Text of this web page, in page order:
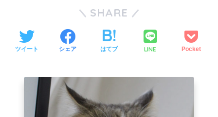
SHARE
ツイート シェア はてブ LINE Pocket